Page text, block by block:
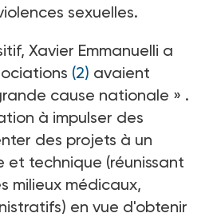
sexuelles.
Xavier Emmanuelli a
(2) avaient
cause nationale » .
à impulser des
des projets à un
et technique (réunissant
milieux médicaux,
en vue d'obtenir